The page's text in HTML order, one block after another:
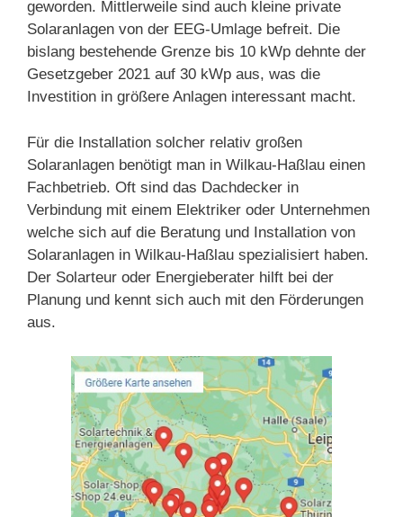
geworden. Mittlerweile sind auch kleine private
Solaranlagen von der EEG-Umlage befreit. Die
bislang bestehende Grenze bis 10 kWp dehnte der
Gesetzgeber 2021 auf 30 kWp aus, was die
Investition in größere Anlagen interessant macht.
Für die Installation solcher relativ großen
Solaranlagen benötigt man in Wilkau-Haßlau einen
Fachbetrieb. Oft sind das Dachdecker in
Verbindung mit einem Elektriker oder Unternehmen
welche sich auf die Beratung und Installation von
Solaranlagen in Wilkau-Haßlau spezialisiert haben.
Der Solarteur oder Energieberater hilft bei der
Planung und kennt sich auch mit den Förderungen
aus.